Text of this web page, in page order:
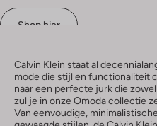
Shop hier
Calvin Klein staat al
mode die stijl en functionaliteit
naar een perfecte jurk die
zul je in onze Omoda collectie
Van eenvoudige,